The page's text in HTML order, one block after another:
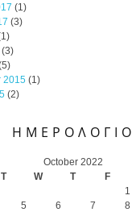
(1)
(3)
(3)
2015 (1)
(2)
ΗΜΕΡΟΛΟΓΙΟ
October 2022
T W T F
1
5 6 7 8